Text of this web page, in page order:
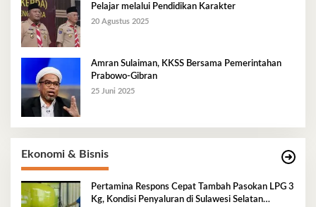
Pelajar melalui Pendidikan Karakter
20 Agustus 2025
Amran Sulaiman, KKSS Bersama Pemerintahan
Prabowo-Gibran
25 Juni 2025
Ekonomi & Bisnis
Pertamina Respons Cepat Tambah Pasokan LPG 3
Kg, Kondisi Penyaluran di Sulawesi Selatan